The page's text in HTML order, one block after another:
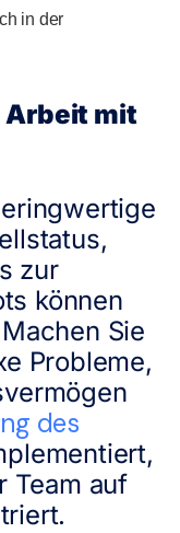
in der
Arbeit mit
zur
können
Sie
Probleme,
des
Team auf